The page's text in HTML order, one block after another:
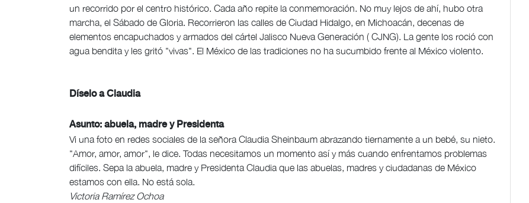
un recorrido por el centro histórico. Cada año repite la conmemoración. No muy lejos de ahí, hubo otra
marcha, el Sábado de Gloria. Recorrieron las calles de Ciudad Hidalgo, en Michoacán, decenas de
elementos encapuchados y armados del cártel Jalisco Nueva Generación ( CJNG). La gente los roció con
agua bendita y les gritó "vivas". El México de las tradiciones no ha sucumbido frente al México violento.
Díselo a Claudia
Asunto: abuela, madre y Presidenta
Vi una foto en redes sociales de la señora Claudia Sheinbaum abrazando tiernamente a un bebé, su nieto.
"Amor, amor, amor", le dice. Todas necesitamos un momento así y más cuando enfrentamos problemas
difíciles. Sepa la abuela, madre y Presidenta Claudia que las abuelas, madres y ciudadanas de México
estamos con ella. No está sola.
Victoria Ramírez Ochoa